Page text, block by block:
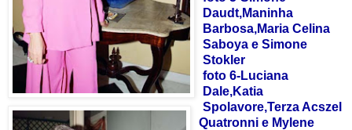
Daudt,Maninha
Barbosa,Maria Celina
Saboya e Simone
Stokler
foto 6-Luciana
Dale,Katia
Spolavore,Terza Acszel
Quatronni e Mylene